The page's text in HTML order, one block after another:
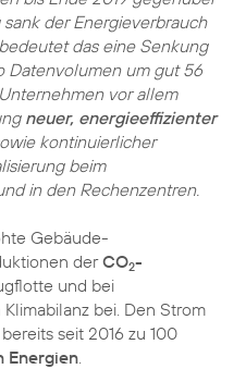
der Energieverbrauch
das eine Senkung
Datenvolumen um gut 56
vor allem
neuer, energieeffizienter
kontinuierlicher
beim
in den Rechenzentren.
Gebäude-
derCO2-
und bei
bei. Den Strom
seit 2016 zu 100
Energien